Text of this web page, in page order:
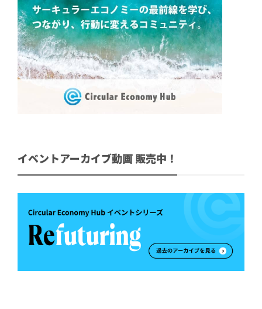
イベントアーカイブ動画 販売中！